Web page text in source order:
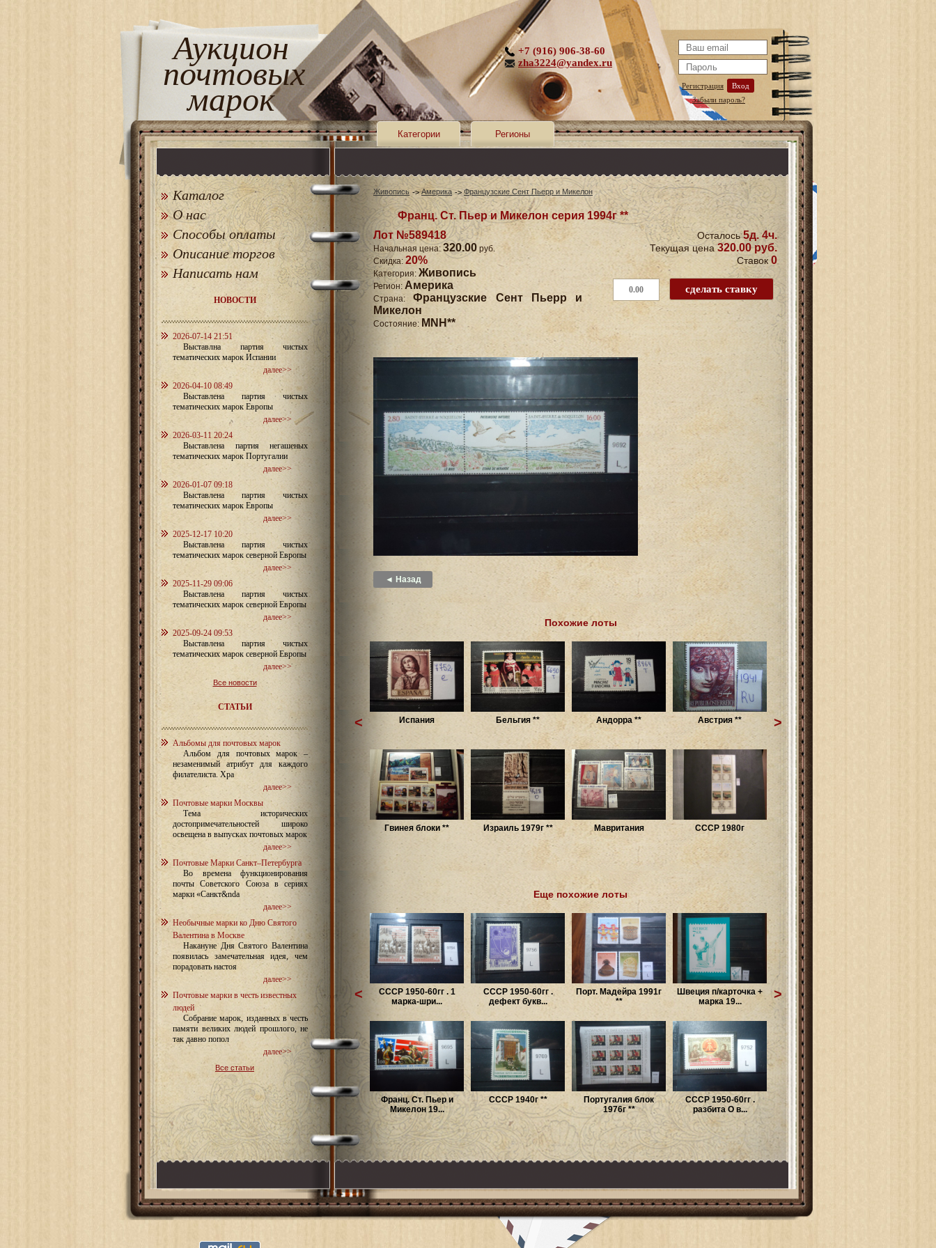
Аукцион
почтовых
марок Регистрация
Вход
Забыли пароль?
+7 (916) 906-38-60
zha3224@yandex.ru
Категории Регионы
Каталог
О нас
Способы оплаты
Описание торгов
Написать нам
НОВОСТИ
2026-07-14 21:51
Выставлна партия чистых
тематических марок Испании
далее>>
2026-04-10 08:49
Выставлена партия чистых
тематических марок Европы
далее>>
2026-03-11 20:24
Выставлена партия негашеных
тематических марок Португалии
далее>>
2026-01-07 09:18
Выставлена партия чистых
тематических марок Европы
далее>>
2025-12-17 10:20
Выставлена партия чистых
тематических марок северной Европы
далее>>
2025-11-29 09:06
Выставлена партия чистых
тематических марок северной Европы
далее>>
2025-09-24 09:53
Выставлена партия чистых
тематических марок северной Европы
далее>>
Все новости
СТАТЬИ
Альбомы для почтовых марок
Альбом для почтовых марок –
незаменимый атрибут для каждого
филателиста. Хра
далее>>
Почтовые марки Москвы
Тема исторических
достопримечательностей широко
освещена в выпусках почтовых марок
далее>>
Почтовые Марки Санкт–Петербурга
Во времена функционирования
почты Советского Союза в сериях
марки «Санкт&nda
далее>>
Необычные марки ко Дню Святого
Валентина в Москве
Накануне Дня Святого Валентина
появилась замечательная идея, чем
порадовать настоя
далее>>
Почтовые марки в честь известных
людей
Собрание марок, изданных в честь
памяти великих людей прошлого, не
так давно попол
далее>>
Все статьи
Живопись Америка Французские Сент Пьерр и Микелон
Франц. Ст. Пьер и Микелон серия 1994г **
Лот №589418
Начальная цена: 320.00 руб.
Скидка: 20%
Категория: Живопись
Регион: Америка
Страна:Французские Сент Пьерр и
Микелон
Состояние: MNH**
Осталось5д. 4ч.
Текущая цена320.00 руб.
Ставок 0
◄ Назад
Похожие лоты
Испания Бельгия ** Андорра ** Австрия **
Гвинея блоки ** Израиль 1979г ** Мавритания СССР 1980г
< >
Еще похожие лоты
СССР 1950-60гг . 1
марка-шри...
СССР 1950-60гг .
дефект букв...
Порт. Мадейра 1991г
**
Швеция п/карточка +
марка 19...
Франц. Ст. Пьер и
Микелон 19...
СССР 1940г **
Португалия блок
1976г **
СССР 1950-60гг .
разбита О в...
< >